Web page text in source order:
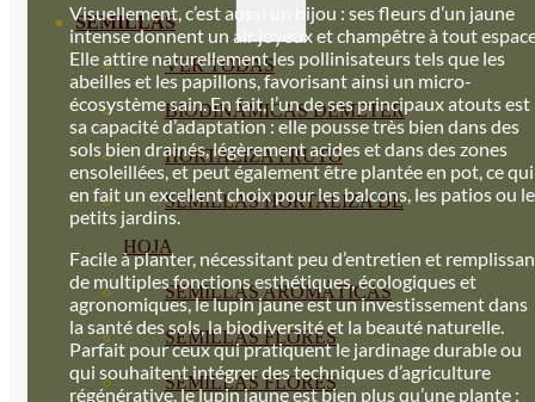
SEMILLAS
VER TODAS
BIODINÁMICAS DEMETER
HORTALIZA FRUTO
SEMILLAS HORTALIZA DE
HOJA
SEMILLAS AROMÁTICAS
SEMILLAS FLORES
SEMILLAS FLORES
Visuellement, c’est aussi un bijou : ses fleurs d’un jaune
intense donnent un air joyeux et champêtre à tout
Elle attire naturellement les pollinisateurs tels que les
abeilles et les papillons, favorisant ainsi un micro-
écosystème sain. En fait, l’un de ses principaux atouts est
sa capacité d’adaptation : elle pousse très bien dans des
sols bien drainés, légèrement acides et dans des zones
ensoleillées, et peut également être plantée en pot, ce qui
en fait un excellent choix pour les balcons, les patios ou
petits jardins.
Facile à planter, nécessitant peu d’entretien et
de multiples fonctions esthétiques, écologiques et
agronomiques, le lupin jaune est un investissement dans
la santé des sols, la biodiversité et la beauté naturelle.
Parfait pour ceux qui pratiquent le jardinage durable ou
qui souhaitent intégrer des techniques d’agriculture
régénérative, le lupin jaune est bien plus qu’une plante :